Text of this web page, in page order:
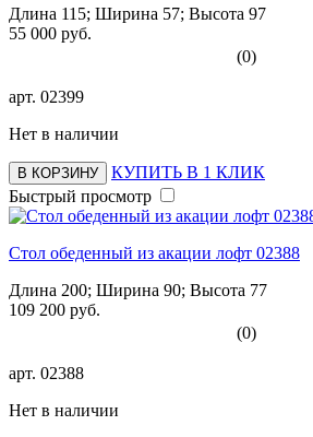
Длина 115; Ширина 57; Высота 97
55 000 руб.
(0)
арт. 02399
Нет в наличии
В КОРЗИНУ
КУПИТЬ В 1 КЛИК
Быстрый просмотр
Стол обеденный из акации лофт 02388
Длина 200; Ширина 90; Высота 77
109 200 руб.
(0)
арт. 02388
Нет в наличии